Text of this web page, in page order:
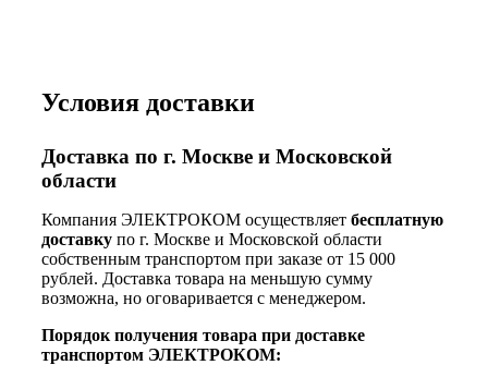
Условия доставки
Доставка по г. Москве и Московской
области
Компания ЭЛЕКТРОКОМ осуществляет бесплатную
доставку по г. Москве и Московской области
собственным транспортом при заказе от 15 000
рублей. Доставка товара на меньшую сумму
возможна, но оговаривается с менеджером.
Порядок получения товара при доставке
транспортом ЭЛЕКТРОКОМ: